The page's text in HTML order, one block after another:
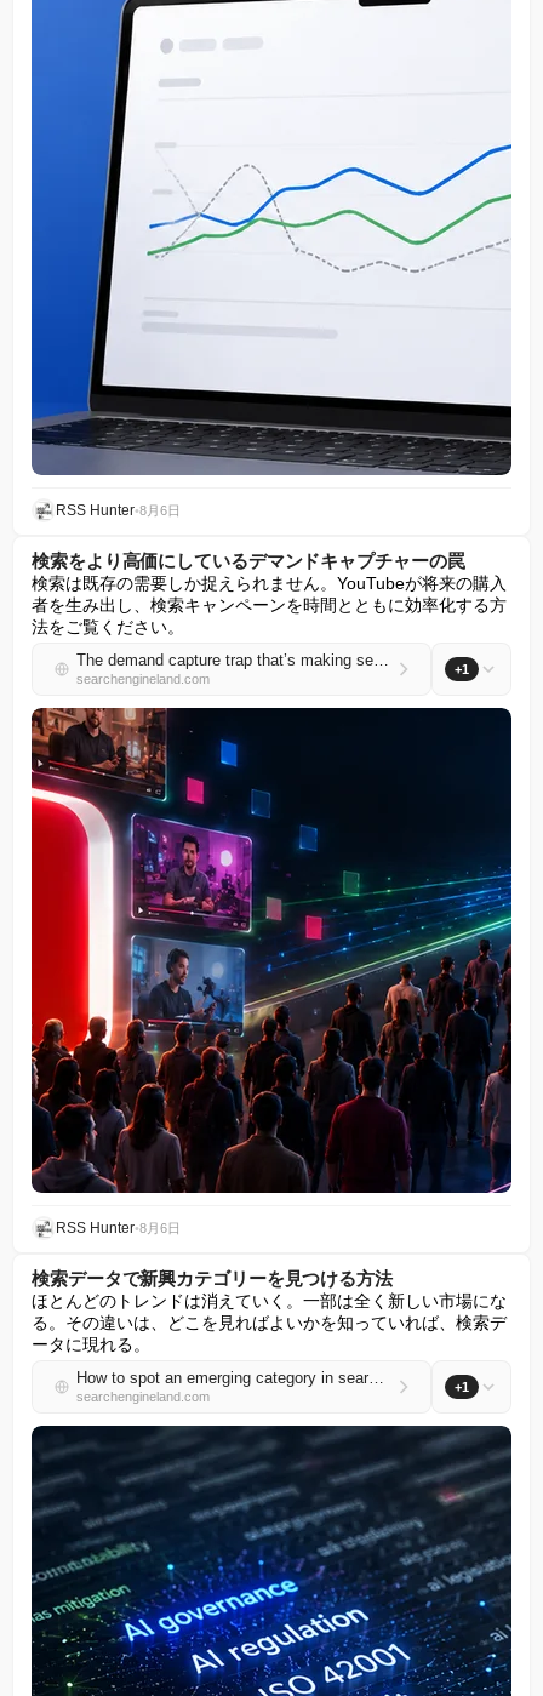
RSS Hunter•8月6日
検索をより高価にしているデマンドキャプチャーの罠
検索は既存の需要しか捉えられません。YouTubeが将来の購入
者を生み出し、検索キャンペーンを時間とともに効率化する方
法をご覧ください。
The demand capture trap that’s making search more expensive
searchengineland.com
+1
RSS Hunter•8月6日
検索データで新興カテゴリーを見つける方法
ほとんどのトレンドは消えていく。一部は全く新しい市場にな
る。その違いは、どこを見ればよいかを知っていれば、検索デ
ータに現れる。
How to spot an emerging category in search data
searchengineland.com
+1